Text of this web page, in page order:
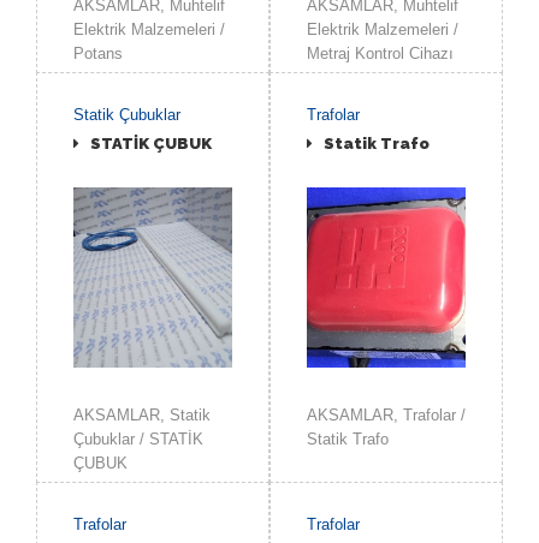
AKSAMLAR, Muhtelif
Elektrik Malzemeleri /
Potans
AKSAMLAR, Muhtelif
Elektrik Malzemeleri /
Metraj Kontrol Cihazı
Statik Çubuklar
STATİK ÇUBUK
İNCELE
AKSAMLAR, Statik
Çubuklar / STATİK
ÇUBUK
Trafolar
Statik Trafo
İNCELE
AKSAMLAR, Trafolar /
Statik Trafo
Trafolar
Trafolar